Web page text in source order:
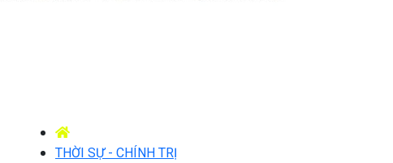
THỜI SỰ - CHÍNH TRỊ